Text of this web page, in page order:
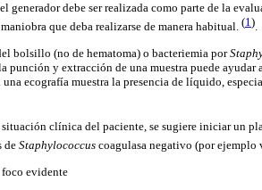
debe ser realizada como parte de la
que deba realizarse de manera habitual. (1).
bolsillo (no de hematoma) o bacteriemia por
punción y extracción de una muestra puede
ecografía muestra la presencia de líquido,
situación clínica del paciente, se sugiere iniciar un
de Staphylococcus coagulasa negativo (por ejemplo
evidente